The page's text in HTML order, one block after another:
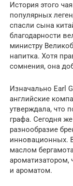
История этого
популярных
спасли сына
благодарности
министру
напитка. Хотя
сомнения, она
Изначально Earl
английские
утверждала, что
графа. Сегодня
разнообразие
инновационных.
маслом
ароматизатором,
и ароматом.